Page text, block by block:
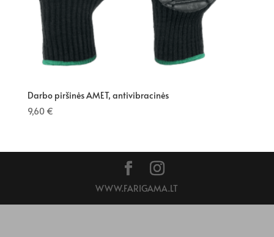
Darbo piršinės AMET, antivibracinės
9,60 €
WWW.FARIGAMA.LT